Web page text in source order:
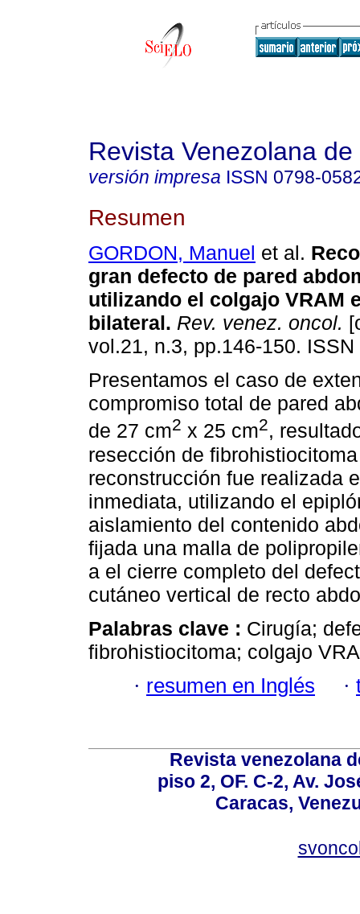
Revista Venezolana
versión impresa ISSN 0798-
Resumen
GORDON, Manuel et al.
gran defecto de pared
utilizando el colgajo VRAM
bilateral. Rev. venez. oncol.
vol.21, n.3, pp.146-150.
Presentamos el caso de
compromiso total de pared
de 27 cm2 x 25 cm2,
resección de
reconstrucción fue realizada
inmediata, utilizando el
aislamiento del contenido
fijada una malla de
a el cierre completo del
cutáneo vertical de recto
Palabras clave : Cirugía;
fibrohistiocitoma; colgajo
· resumen en Inglés ·
Revista venezolana
piso 2, OF. C-2, Av.
Caracas,